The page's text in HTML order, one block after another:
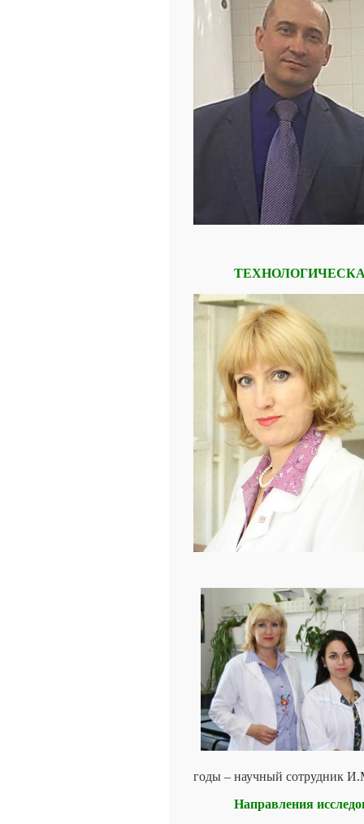
годы – научный сотрудник
Направления